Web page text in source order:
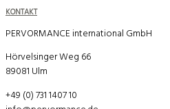
KONTAKT
PERVORMANCE international GmbH
Hörvelsinger Weg 66
89081 Ulm
+49 (0) 731 1407 10